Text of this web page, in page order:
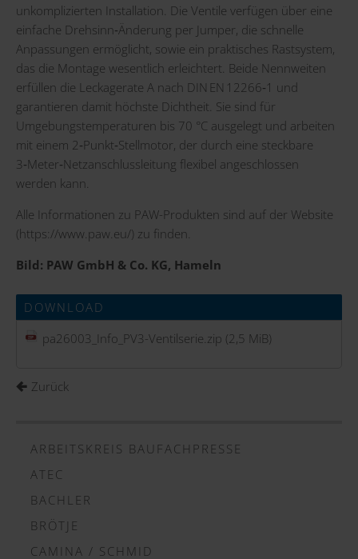
unkomplizierten Installation. Die Ventile verfügen über eine
einfache Drehsinn‑Änderung per Jumper, die schnelle
Anpassungen ermöglicht, sowie ein praktisches Rastsystem,
das die Montage wesentlich erleichtert. Beide Nennweiten
erfüllen die Leckagerate A nach DIN EN 12266‑1 und
garantieren damit höchste Dichtheit. Sie sind für
Umgebungstemperaturen bis 70 °C ausgelegt und arbeiten
mit einem 2‑Punkt‑Stellmotor, der durch eine steckbare
3‑Meter‑Netzanschlussleitung flexibel angeschlossen
werden kann.
Alle Informationen zu PAW-Produkten sind auf der Website
(https://www.paw.eu/) zu finden.
Bild: PAW GmbH & Co. KG, Hameln
DOWNLOAD
pa26003_Info_PV3-Ventilserie.zip (2,5 MiB)
Zurück
ARBEITSKREIS BAUFACHPRESSE
ATEC
BACHLER
BRÖTJE
CAMINA / SCHMID